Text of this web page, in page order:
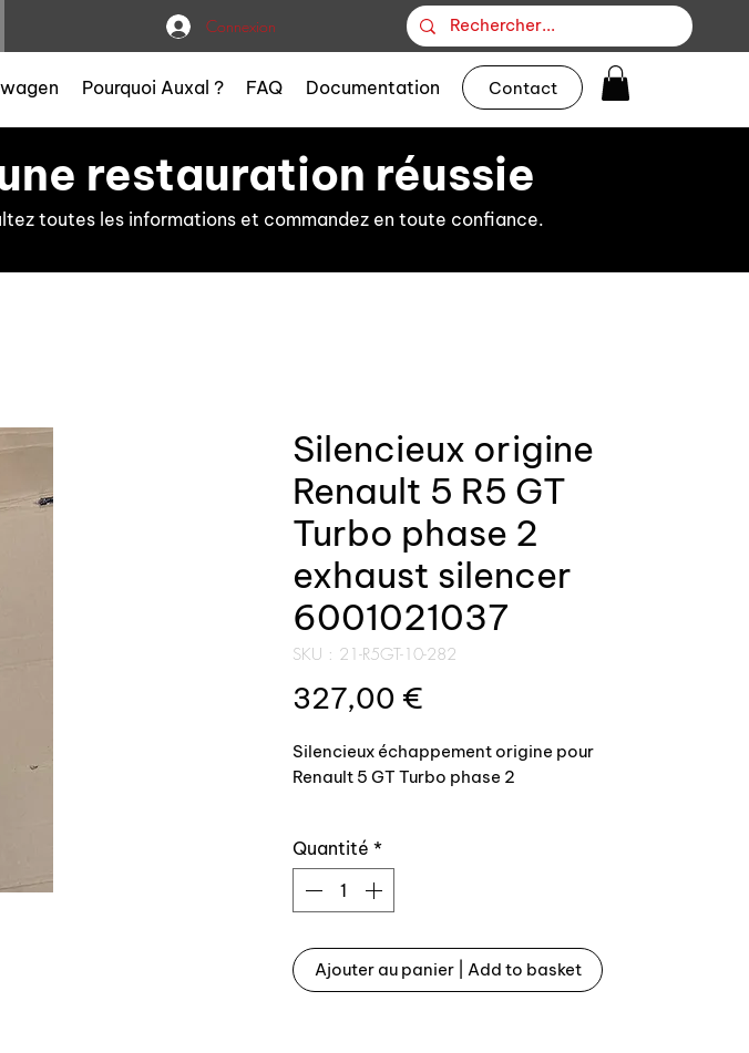
Connexion
Pourquoi Auxal ? FAQ Documentation Contact
restauration réussie
toutes les informations et commandez en toute confiance.
Silencieux origine
Renault 5 R5 GT
Turbo phase 2
exhaust silencer
6001021037
SKU : 21-R5GT-10-282
327,00 €
Silencieux échappement origine pour
Renault 5 GT Turbo phase 2
-------------------------------
-------------
phase 2
Quantité *
Ajouter au panier | Add to basket